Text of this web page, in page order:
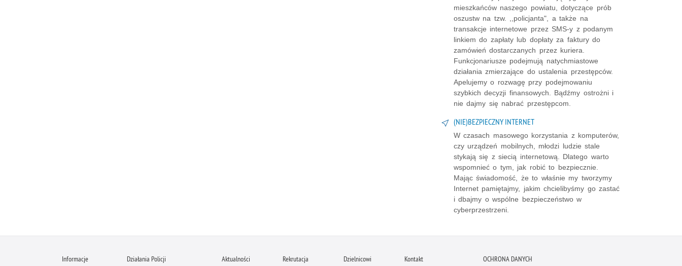
mieszkańców naszego powiatu, dotyczące prób
oszustw na tzw. ,,policjanta", a także na
transakcje internetowe przez SMS-y z podanym
linkiem do zapłaty lub dopłaty za faktury do
zamówień dostarczanych przez kuriera.
Funkcjonariusze podejmują natychmiastowe
działania zmierzające do ustalenia przestępców.
Apelujemy o rozwagę przy podejmowaniu
szybkich decyzji finansowych. Bądźmy ostrożni i
nie dajmy się nabrać przestępcom.
(NIE)BEZPIECZNY INTERNET
W czasach masowego korzystania z komputerów,
czy urządzeń mobilnych, młodzi ludzie stale
stykają się z siecią internetową. Dlatego warto
wspomnieć o tym, jak robić to bezpiecznie.
Mając świadomość, że to właśnie my tworzymy
Internet pamiętajmy, jakim chcielibyśmy go zastać
i dbajmy o wspólne bezpieczeństwo w
cyberprzestrzeni.
Informacje Działania Policji Aktualności Rekrutacja Dzielnicowi Kontakt OCHRONA DANYCH